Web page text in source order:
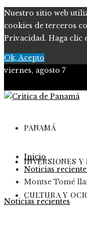
Nuestro sitio web
cookies de terceros
Privacidad. Haga clic
Ok, Acepto
viernes, agosto 7
PANAMÁ
INVERSIONES Y
CULTURA Y
Inicio
Noticias
Montse Tomé
Noticias recientes